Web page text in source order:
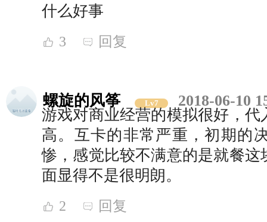
什么好事
3 回复
螺旋的风筝 Lv7
2018-06-10
游戏对商业经营的模拟很好，
高。互卡的非常严重，初期的
惨，感觉比较不满意的是就餐
面显得不是很明朗。
2 回复